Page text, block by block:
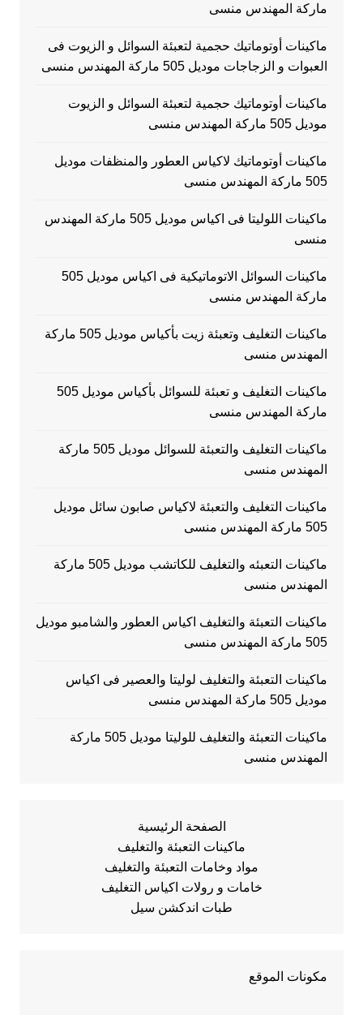
ماركة المهندس منسى
ماكينات أوتوماتيك حجمية لتعبئة السوائل و الزيوت فى
العبوات و الزجاجات موديل 505 ماركة المهندس منسى
ماكينات أوتوماتيك حجمية لتعبئة السوائل و الزيوت
موديل 505 ماركة المهندس منسى
ماكينات أوتوماتيك لاكياس العطور والمنظفات موديل
505 ماركة المهندس منسى
ماكينات اللوليتا فى اكياس موديل 505 ماركة المهندس
منسى
ماكينات السوائل الاتوماتيكية فى اكياس موديل 505
ماركة المهندس منسى
ماكينات التغليف وتعبئة زيت بأكياس موديل 505 ماركة
المهندس منسى
ماكينات التغليف و تعبئة للسوائل بأكياس موديل 505
ماركة المهندس منسى
ماكينات التغليف والتعبئة للسوائل موديل 505 ماركة
المهندس منسى
ماكينات التغليف والتعبئة لاكياس صابون سائل موديل
505 ماركة المهندس منسى
ماكينات التعبئه والتغليف للكاتشب موديل 505 ماركة
المهندس منسى
ماكينات التعبئة والتغليف اكياس العطور والشامبو موديل
505 ماركة المهندس منسى
ماكينات التعبئة والتغليف لوليتا والعصير فى اكياس
موديل 505 ماركة المهندس منسى
ماكينات التعبئة والتغليف للوليتا موديل 505 ماركة
المهندس منسى
الصفحة الرئيسية
ماكينات التعبئة والتغليف
مواد وخامات التعبئة والتغليف
خامات و رولات اكياس التغليف
طبات اندكشن سيل
مكونات الموقع